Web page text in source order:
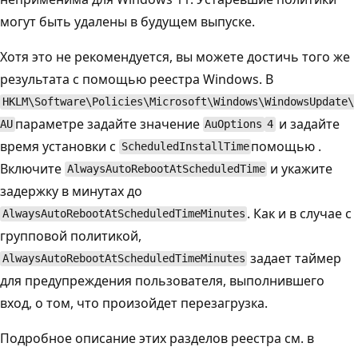
могут быть удалены в будущем выпуске.
Хотя это не рекомендуется, вы можете достичь того же
результата с помощью реестра Windows. В
HKLM\Software\Policies\Microsoft\Windows\WindowsUpdate\
AU параметре задайте значение AuOptions 4и задайте
время установки с ScheduledInstallTime помощью .
Включите AlwaysAutoRebootAtScheduledTime и укажите
задержку в минутах до
AlwaysAutoRebootAtScheduledTimeMinutes . Как и в случае с
групповой политикой,
AlwaysAutoRebootAtScheduledTimeMinutes задает таймер
для предупреждения пользователя, выполнившего
вход, о том, что произойдет перезагрузка.
Подробное описание этих разделов реестра см. в